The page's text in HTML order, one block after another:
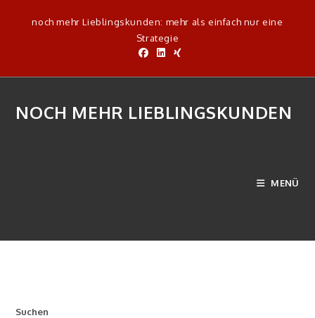
noch mehr Lieblingskunden: mehr als einfach nur eine
Strategie
NOCH MEHR LIEBLINGSKUNDEN
MENÜ
Suchen